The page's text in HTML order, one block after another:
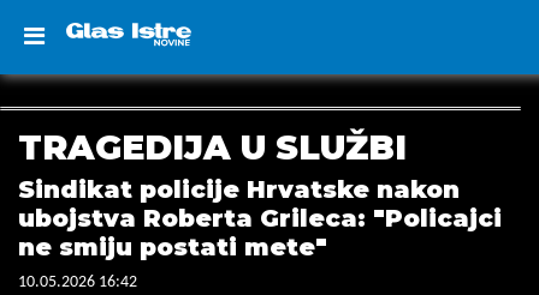
TRAGEDIJA U SLUŽBI
Sindikat policije Hrvatske nakon
ubojstva Roberta Grileca: "Policajci
ne smiju postati mete"
10.05.2026 16:42